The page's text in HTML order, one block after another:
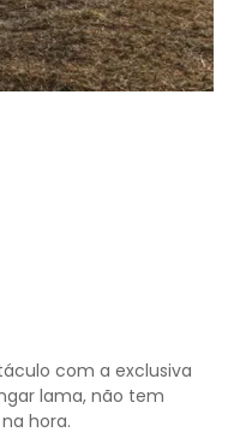
com a exclusiva
lama, não tem
hora.